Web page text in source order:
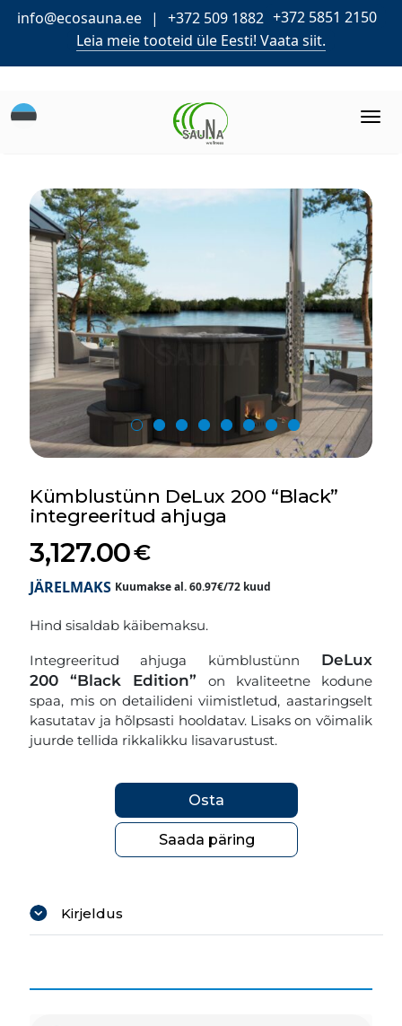
info@ecosauna.ee +372 509 1882 +372 5851 2150
Leia meie tooteid üle Eesti! Vaata siit.
Kümblustünn DeLux 200 “Black”
integreeritud ahjuga
3,127.00€
JÄRELMAKS Kuumakse al. 60.97€/72 kuud
Hind sisaldab käibemaksu.
Integreeritud ahjuga kümblustünn
DeLux
200 “Black Edition” on kvaliteetne kodune
spaa, mis on detailideni viimistletud, aastaringselt
kasutatav ja hõlpsasti hooldatav. Lisaks on võimalik
juurde tellida rikkalikku lisavarustust.
Osta
Saada päring
Kirjeldus